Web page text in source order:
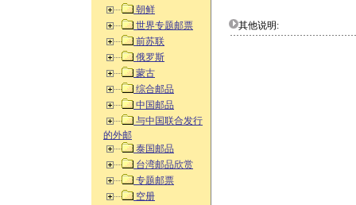
朝鲜
世界专题邮票
前苏联
俄罗斯
蒙古
综合邮品
中国邮品
与中国联合发行
的外邮
泰国邮品
台湾邮品欣赏
专题邮票
空册
其他说明: